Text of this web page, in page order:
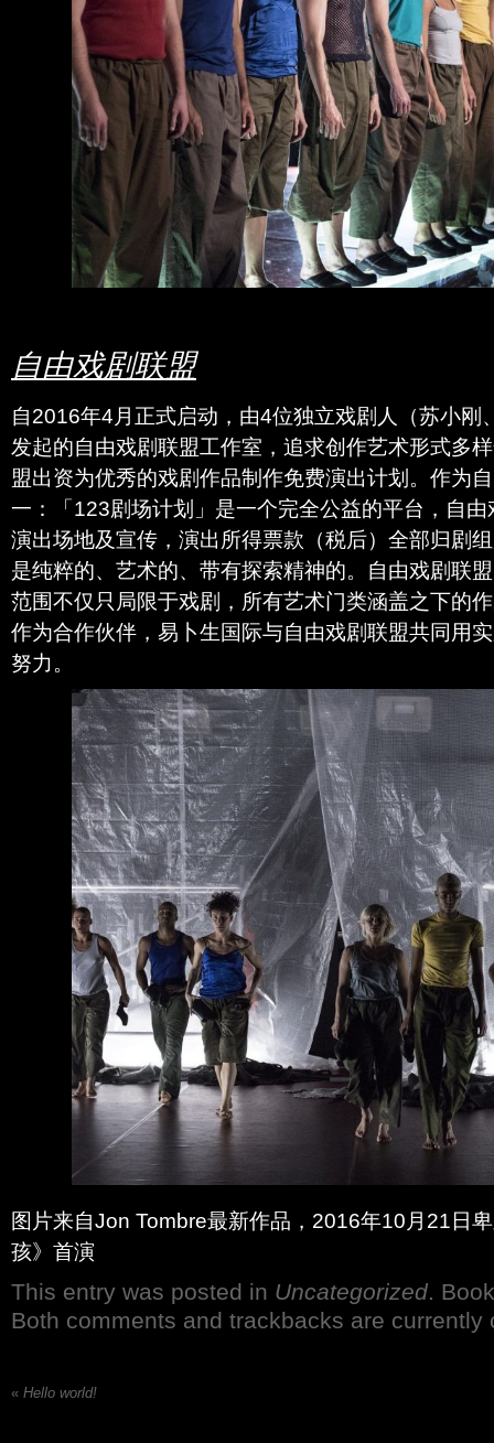
自由戏剧联盟
自2016年4月正式启动，由4位独立戏剧人（苏小刚
发起的自由戏剧联盟工作室，追求创作艺术形式多
盟出资为优秀的戏剧作品制作免费演出计划。作为
一：「123剧场计划」是一个完全公益的平台，自
演出场地及宣传，演出所得票款（税后）全部归剧
是纯粹的、艺术的、带有探索精神的。自由戏剧联
范围不仅只局限于戏剧，所有艺术门类涵盖之下的
作为合作伙伴，易卜生国际与自由戏剧联盟共同用
努力。
图片来自Jon Tombre最新作品，2016年10月21日
孩》首演
This entry was posted in Uncategorized.
Both comments and trackbacks are currently
« Hello world!